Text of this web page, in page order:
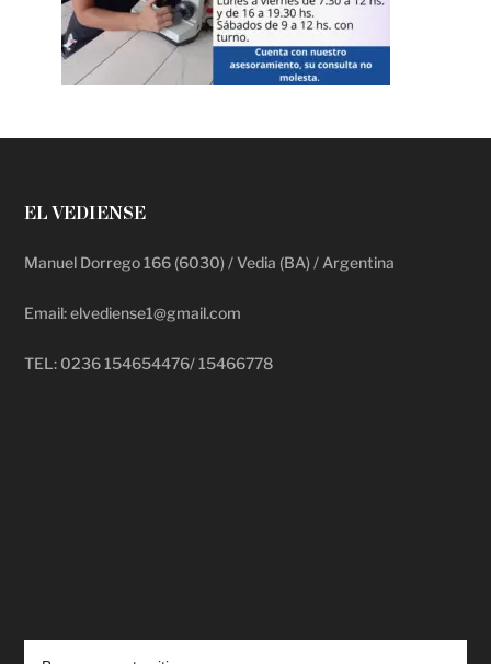
EL VEDIENSE
Manuel Dorrego 166 (6030) / Vedia (BA) / Argentina
Email: elvediense1@gmail.com
TEL: 0236 154654476/ 15466778